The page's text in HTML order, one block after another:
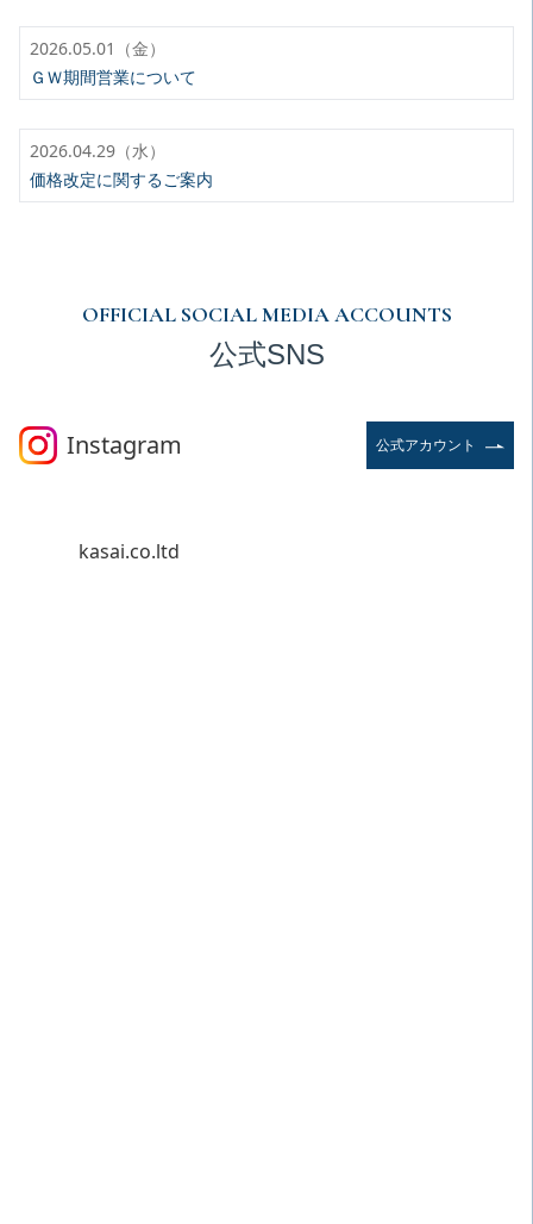
2026.05.01（金）
ＧＷ期間営業について
2026.04.29（水）
価格改定に関するご案内
OFFICIAL SOCIAL MEDIA ACCOUNTS
公式SNS
Instagram 公式アカウント
kasai.co.ltd